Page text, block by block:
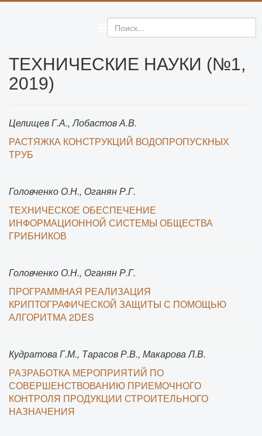
ТЕХНИЧЕСКИЕ НАУКИ (№1,
2019)
Целищев Г.А., Лобастов А.В.
РАСТЯЖКА КОНСТРУКЦИЙ ВОДОПРОПУСКНЫХ
ТРУБ
Головченко О.Н., Оганян Р.Г.
ТЕХНИЧЕСКОЕ ОБЕСПЕЧЕНИЕ
ИНФОРМАЦИОННОЙ СИСТЕМЫ ОБЩЕСТВА
ГРИБНИКОВ
Головченко О.Н., Оганян Р.Г.
ПРОГРАММНАЯ РЕАЛИЗАЦИЯ
КРИПТОГРАФИЧЕСКОЙ ЗАЩИТЫ С ПОМОЩЬЮ
АЛГОРИТМА 2DES
Кудратова Г.М., Тарасов Р.В., Макарова Л.В.
РАЗРАБОТКА МЕРОПРИЯТИЙ ПО
СОВЕРШЕНСТВОВАНИЮ ПРИЕМОЧНОГО
КОНТРОЛЯ ПРОДУКЦИИ СТРОИТЕЛЬНОГО
НАЗНАЧЕНИЯ